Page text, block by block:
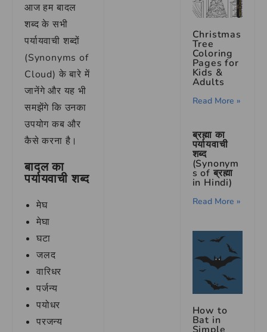
आज हम बादल
शब्द के सभी
पर्यायवाची शब्दों
(Synonyms of
Cloud) के बारे में
जानेंगे और यह भी
समझेंगे कि उनका
उपयोग कब और
कैसे करना है।
बादल का
पर्यायवाची शब्द
मेघ
मेघा
घटा
जलद
वारिधर
पर्जन्य
पयोधर
परजन्य
Christmas
Tree
Coloring
Pages for
Kids &
Adults
Read More »
ब्रह्मा का
पर्यायवाची
शब्द
(Synonym
s of ब्रह्मा
in Hindi)
Read More »
How to
Bat in